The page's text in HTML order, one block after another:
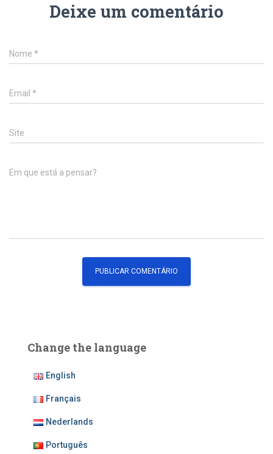
Deixe um comentário
Nome *
Email *
Site
Em que está a pensar?
Change the language
English
Français
Nederlands
Português